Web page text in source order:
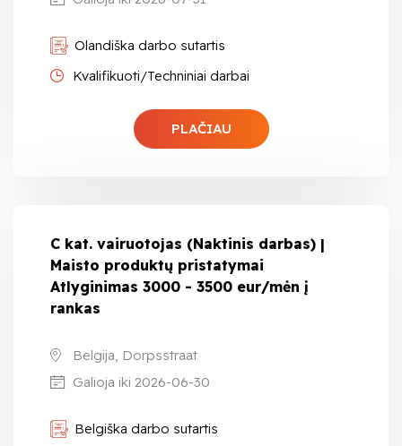
Olandiška darbo sutartis
Kvalifikuoti/Techniniai darbai
PLAČIAU
C kat. vairuotojas (Naktinis darbas) |
Maisto produktų pristatymai
Atlyginimas 3000 - 3500 eur/mėn į
rankas
Belgija, Dorpsstraat
Galioja iki 2026-06-30
Belgiška darbo sutartis